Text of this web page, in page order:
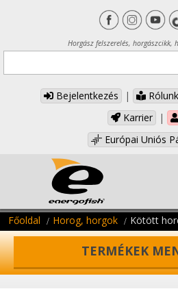
Horgász felszerelés, horgászcikk,
Bejelentkezés | Rólunk
Karrier
|
Európai Uniós
Főoldal Horog, horgok Kötött
TERMÉKEK